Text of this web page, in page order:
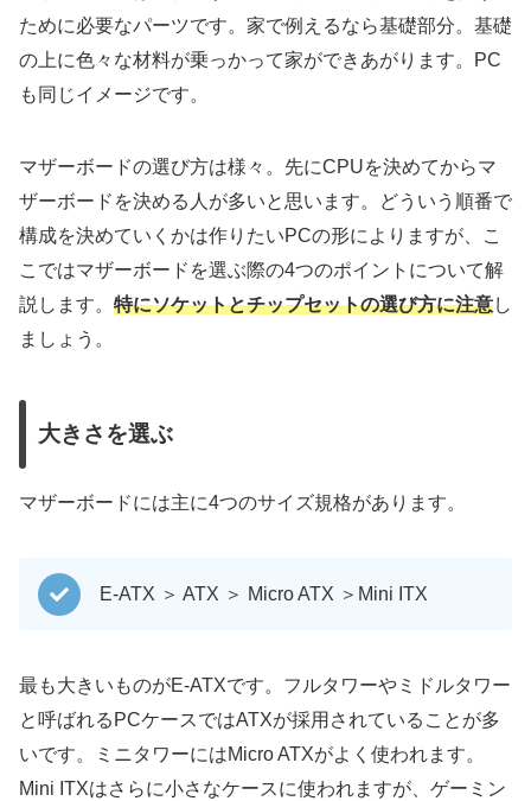
ために必要なパーツです。家で例えるなら基礎部分。基礎
の上に色々な材料が乗っかって家ができあがります。PC
も同じイメージです。
マザーボードの選び方は様々。先にCPUを決めてからマ
ザーボードを決める人が多いと思います。どういう順番で
構成を決めていくかは作りたいPCの形によりますが、こ
こではマザーボードを選ぶ際の4つのポイントについて解
説します。 特にソケットとチップセットの選び方に注意し
ましょう。
大きさを選ぶ
マザーボードには主に4つのサイズ規格があります。
E-ATX ＞ ATX ＞ Micro ATX ＞Mini ITX
最も大きいものがE-ATXです。フルタワーやミドルタワー
と呼ばれるPCケースではATXが採用されていることが多
いです。ミニタワーにはMicro ATXがよく使われます。
Mini ITXはさらに小さなケースに使われますが、ゲーミン